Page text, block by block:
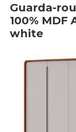
Guarda-
100%
white